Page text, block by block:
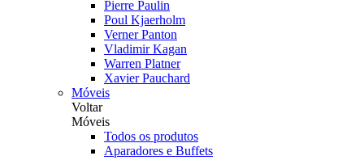
Pierre Paulin
Poul Kjaerholm
Verner Panton
Vladimir Kagan
Warren Platner
Xavier Pauchard
Móveis
Voltar
Móveis
Todos os produtos
Aparadores e Buffets